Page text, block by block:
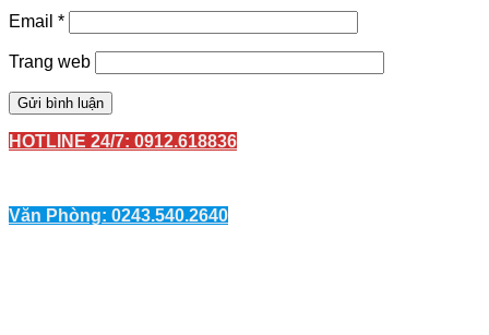
Email *
Trang web
HOTLINE 24/7: 0912.618836
Văn Phòng: 0243.540.2640